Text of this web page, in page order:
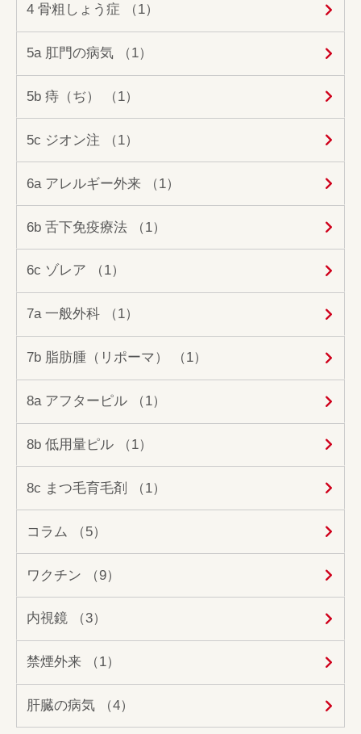
4 骨粗しょう症 （1）
5a 肛門の病気 （1）
5b 痔（ぢ） （1）
5c ジオン注 （1）
6a アレルギー外来 （1）
6b 舌下免疫療法 （1）
6c ゾレア （1）
7a 一般外科 （1）
7b 脂肪腫（リポーマ） （1）
8a アフターピル （1）
8b 低用量ピル （1）
8c まつ毛育毛剤 （1）
コラム （5）
ワクチン （9）
内視鏡 （3）
禁煙外来 （1）
肝臓の病気 （4）